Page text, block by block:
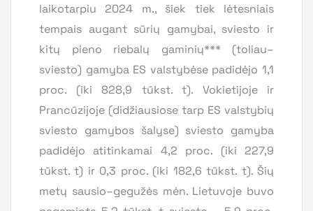
laikotarpiu 2024 m., šiek tiek lėtesniais
tempais augant sūrių gamybai, sviesto ir
kitų pieno riebalų gaminių*** (toliau–
sviesto) gamyba ES valstybėse padidėjo 1,1
proc. (iki 828,9 tūkst. t). Vokietijoje ir
Prancūzijoje (didžiausiose tarp ES valstybių
sviesto gamybos šalyse) sviesto gamyba
padidėjo atitinkamai 4,2 proc. (iki 227,9
tūkst. t) ir 0,3 proc. (iki 182,6 tūkst. t). Šių
metų sausio–gegužės mėn. Lietuvoje buvo